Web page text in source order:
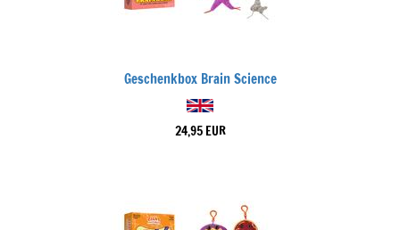
Geschenkbox Brain Science
24,95 EUR